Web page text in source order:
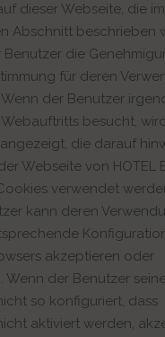
dieser Webseite, die im
Abschnitt beschrieben
Benutzer die
für deren
der Benutzer
Webauftritts besucht,
die darauf
Webseite von HOTEL
verwendet
kann deren
akzeptieren oder
Wenn der Benutzer
so konfiguriert, dass
aktiviert werden,